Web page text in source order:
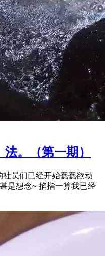
。（第一期）
员们已经开始蠢蠢欲动
是想念~ 掐指一算我已经